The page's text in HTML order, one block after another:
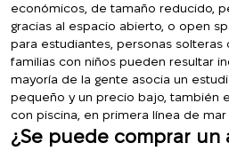
económicos, de tamaño reducido,
gracias al espacio abierto, o open
para estudiantes, personas solteras
familias con niños pueden resultar
mayoría de la gente asocia un
pequeño y un precio bajo, también
con piscina, en primera línea de
¿Se puede comprar un